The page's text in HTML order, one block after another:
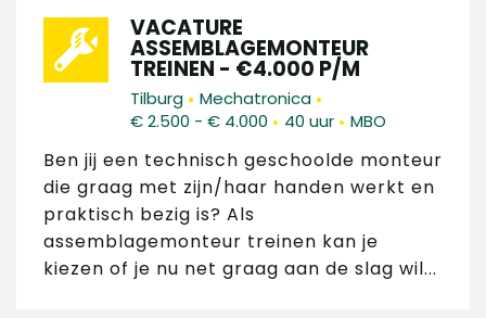
VACATURE
ASSEMBLAGEMONTEUR
TREINEN - €4.000 P/M
Tilburg • Mechatronica •
€ 2.500 - € 4.000 • 40 uur • MBO
Ben jij een technisch geschoolde monteur
die graag met zijn/haar handen werkt en
praktisch bezig is? Als
assemblagemonteur treinen kan je
kiezen of je nu net graag aan de slag wil...